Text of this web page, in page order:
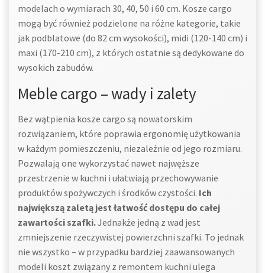
modelach o wymiarach 30, 40, 50 i 60 cm. Kosze cargo
mogą być również podzielone na różne kategorie, takie
jak podblatowe (do 82 cm wysokości), midi (120-140 cm) i
maxi (170-210 cm), z których ostatnie są dedykowane do
wysokich zabudów.
Meble cargo – wady i zalety
Bez wątpienia kosze cargo są nowatorskim
rozwiązaniem, które poprawia ergonomię użytkowania
w każdym pomieszczeniu, niezależnie od jego rozmiaru.
Pozwalają one wykorzystać nawet najwęższe
przestrzenie w kuchni i ułatwiają przechowywanie
produktów spożywczych i środków czystości. Ich
największą zaletą jest łatwość dostępu do całej
zawartości szafki.Jednakże jedną z wad jest
zmniejszenie rzeczywistej powierzchni szafki. To jednak
nie wszystko – w przypadku bardziej zaawansowanych
modeli koszt związany z remontem kuchni ulega